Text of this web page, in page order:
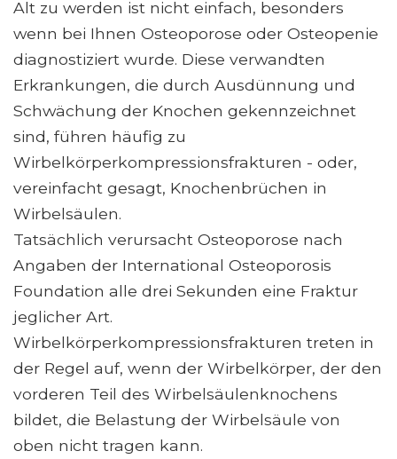
Alt zu werden ist nicht einfach, besonders
wenn bei Ihnen Osteoporose oder Osteopenie
diagnostiziert wurde. Diese verwandten
Erkrankungen, die durch Ausdünnung und
Schwächung der Knochen gekennzeichnet
sind, führen häufig zu
Wirbelkörperkompressionsfrakturen - oder,
vereinfacht gesagt, Knochenbrüchen in
Wirbelsäulen.
Tatsächlich verursacht Osteoporose nach
Angaben der International Osteoporosis
Foundation alle drei Sekunden eine Fraktur
jeglicher Art.
Wirbelkörperkompressionsfrakturen treten in
der Regel auf, wenn der Wirbelkörper, der den
vorderen Teil des Wirbelsäulenknochens
bildet, die Belastung der Wirbelsäule von
oben nicht tragen kann.